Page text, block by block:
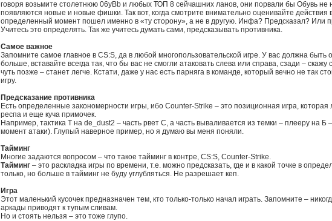
говоря возьмите столетнюю 06yBb и любых ТОП 8 сейчашних ланов, они порвали бы Обувь не
появляются новые и новые фишки. Так вот, когда смотрите внимательно оценивайте
определенный момент пошел именно в «ту сторону», а не в другую. Инфа? Предсказал? Или
Учитесь это определять. Так же учитесь думать сами, предсказывать противника.
Самое важное
Запомните самое главное в CS:S, да в любой многопользовательской игре. У вас должна быть
больше, вставайте всегда так, что бы вас не смогли атаковать слева или справа, сзади –
чуть позже – станет легче. Кстати, даже у нас есть парняга в команде, который вечно не так
игру.
Предсказание противника
Есть определенные закономерности игры, ибо Counter-Strike – это позиционная игра, которая
респа и еще куча примочек.
Например, тактика T на de_dust2 – часть рвет C, а часть вываливается из темки – плееру на
момент атаки). Глупый наверное пример, но я думаю вы меня поняли.
Тайминг
Многие задаются вопросом – что такое тайминг в контре, CS:S, Counter-Strike.
Тайминг – это раскладка игры по времени, т.е. можно предсказать, где и в какой точке в
только, но больше в тайминг не буду углубляться. Не разрешает кеп.
Игра
Этот маленький кусочек предназначен тем, кто только-только начал играть. Запомните –
аркады приводят к тупым сливам.
Но и стоять нельзя – это тоже глупо.